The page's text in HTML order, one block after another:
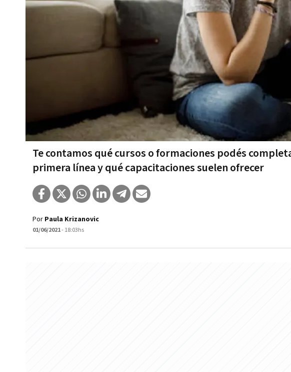
Te contamos qué cursos o formaciones podés
primera línea y qué capacitaciones suelen ofrecer
Por Paula Krizanovic
01/06/2021- 18:03hs